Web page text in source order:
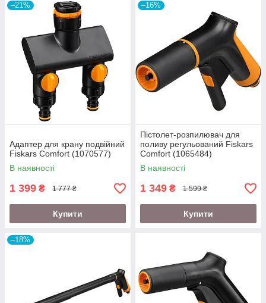
–21%
Адаптер для крану подвійний
Fiskars Comfort (1070577)
В наявності
1 399 ₴ 1 777 ₴
Купити
–16%
Пістолет-розпилювач для
поливу регульований Fiskars
Comfort (1065484)
В наявності
1 349 ₴ 1 599 ₴
Купити
–18%